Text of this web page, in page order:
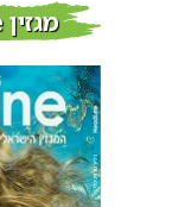
מגזין Headline